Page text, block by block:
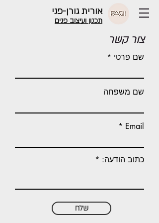
תכנון ועיצוב פנים
אורית גורן-פגי
צור קשר
שם פרטי
שם משפחה
Email
כתוב הודעה:
שלח